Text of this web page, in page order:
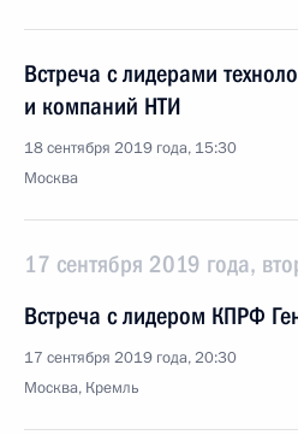
Встреча с лидерами
и компаний НТИ
18 сентября 2019 года, 15:30
Москва
17 сентября 2019 года,
Встреча с лидером КПРФ
17 сентября 2019 года, 20:30
Москва, Кремль